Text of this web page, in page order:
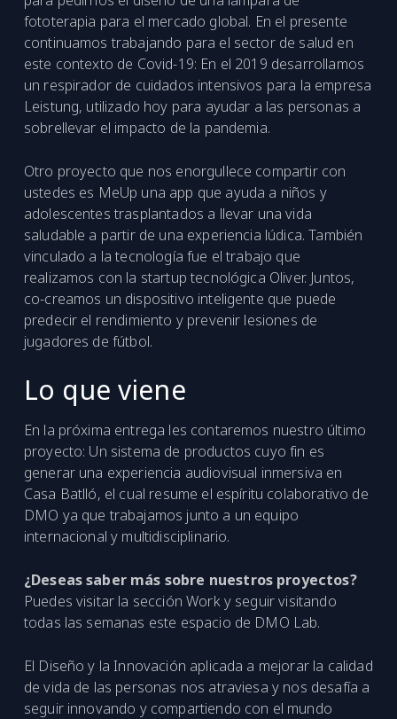
fototerapia para el mercado global. En el presente
continuamos trabajando para el sector de salud en
este contexto de Covid-19: En el 2019 desarrollamos
un respirador de cuidados intensivos para la empresa
Leistung, utilizado hoy para ayudar a las personas a
sobrellevar el impacto de la pandemia.
Otro proyecto que nos enorgullece compartir con
ustedes es MeUp una app que ayuda a niños y
adolescentes trasplantados a llevar una vida
saludable a partir de una experiencia lúdica. También
vinculado a la tecnología fue el trabajo que
realizamos con la startup tecnológica Oliver. Juntos,
co-creamos un dispositivo inteligente que puede
predecir el rendimiento y prevenir lesiones de
jugadores de fútbol.
Lo que viene
En la próxima entrega les contaremos nuestro último
proyecto: Un sistema de productos cuyo fin es
generar una experiencia audiovisual inmersiva en
Casa Batlló, el cual resume el espíritu colaborativo de
DMO ya que trabajamos junto a un equipo
internacional y multidisciplinario.
¿Deseas saber más sobre nuestros proyectos?
Puedes visitar la sección Work y seguir visitando
todas las semanas este espacio de DMO Lab.
El Diseño y la Innovación aplicada a mejorar la calidad
de vida de las personas nos atraviesa y nos desafía a
seguir innovando y compartiendo con el mundo